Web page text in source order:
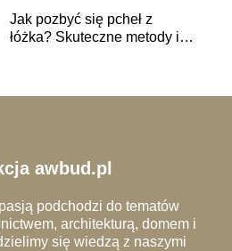
Jak pozbyć się pcheł z
łóżka? Skuteczne metody i
awbud.pl
podchodzi do tematów
architekturą, domem i
się wiedzą z naszymi